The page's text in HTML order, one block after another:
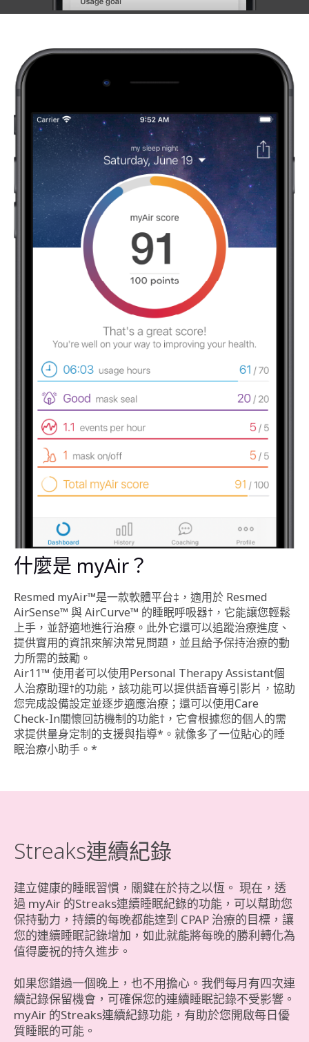
什麼是 myAir？
Resmed myAir™是一款軟體平台‡，適用於 Resmed
AirSense™ 與 AirCurve™ 的睡眠呼吸器†，它能讓您輕鬆
上手，並舒適地進行治療。此外它還可以追蹤治療進度、
提供實用的資訊來解決常見問題，並且給予保持治療的動
力所需的鼓勵。
Air11™ 使用者可以使用Personal Therapy Assistant個
人治療助理†的功能，該功能可以提供語音導引影片，協助
您完成設備設定並逐步適應治療；還可以使用Care
Check-In關懷回訪機制的功能†，它會根據您的個人的需
求提供量身定制的支援與指導*。就像多了一位貼心的睡
眠治療小助手。*
Streaks連續紀錄
建立健康的睡眠習慣，關鍵在於持之以恆。 現在，透
過 myAir 的Streaks連續睡眠紀錄的功能，可以幫助您
保持動力，持續的每晚都能達到 CPAP 治療的目標，讓
您的連續睡眠記錄增加，如此就能將每晚的勝利轉化為
值得慶祝的持久進步。
如果您錯過一個晚上，也不用擔心。我們每月有四次連
續記錄保留機會，可確保您的連續睡眠記錄不受影響。
myAir 的Streaks連續紀錄功能，有助於您開啟每日優
質睡眠的可能。